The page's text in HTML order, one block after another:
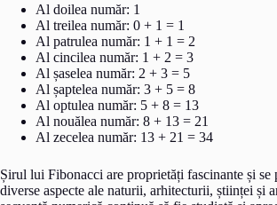
Al doilea număr: 1
Al treilea număr: 0 + 1 = 1
Al patrulea număr: 1 + 1 = 2
Al cincilea număr: 1 + 2 = 3
Al șaselea număr: 2 + 3 = 5
Al șaptelea număr: 3 + 5 = 8
Al optulea număr: 5 + 8 = 13
Al nouălea număr: 8 + 13 = 21
Al zecelea număr: 13 + 21 = 34
Șirul lui Fibonacci are proprietăți fascinante și se
diverse aspecte ale naturii, arhitecturii, științei și